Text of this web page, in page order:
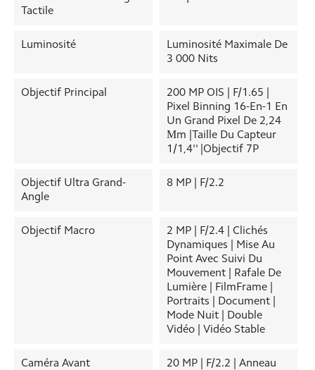
Tactile
Luminosité
Luminosité Maximale De
3 000 Nits
Objectif Principal
200 MP OIS | F/1.65 |
Pixel Binning 16-En-1 En
Un Grand Pixel De 2,24
Μm |Taille Du Capteur
1/1,4'' |Objectif 7P
Objectif Ultra Grand-
Angle
8 MP | F/2.2
Objectif Macro
2 MP | F/2.4 | Clichés
Dynamiques | Mise Au
Point Avec Suivi Du
Mouvement | Rafale De
Lumière | FilmFrame |
Portraits | Document |
Mode Nuit | Double
Vidéo | Vidéo Stable
Caméra Avant
20 MP | F/2.2 | Anneau